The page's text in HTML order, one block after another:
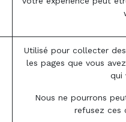
Utilisé pour collecter
les pages que vous
qui
Nous ne pourrons
refusez ces